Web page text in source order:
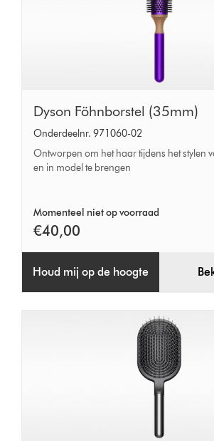
Dyson
Föhnborstel
(35mm)
Dyson Föhnborstel (35mm)
Onderdeelnr. 971060-02
Ontworpen om het haar tijdens het stylen
en in model te brengen
Momenteel niet op voorraad
€40,00
Houd mij op de hoogte